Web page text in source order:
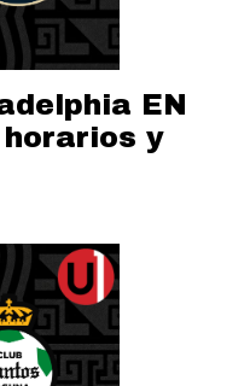
EN
horarios y